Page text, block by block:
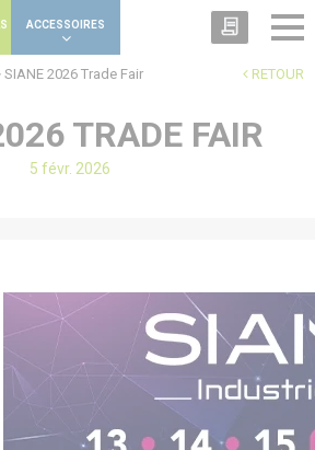
ACCESSOIRES
RETOUR
SIANE 2026 Trade Fair
TRADE FAIR
5 févr. 2026